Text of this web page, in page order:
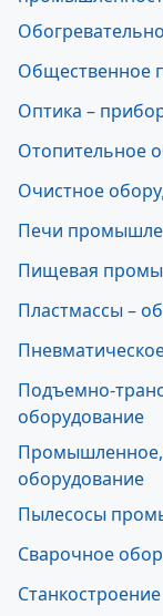
Общественное
Оптика –
Отопительное
Очистное
Печи
Пищевая
Пластмассы –
Подъемно-
оборудование
Промышленное,
оборудование
Пылесосы
Сварочное